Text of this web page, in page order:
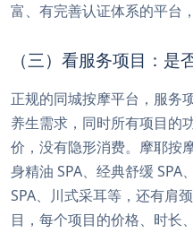
富、有完善认证体系的平台
（三）看服务项目：
正规的同城按摩平台，服务
养生需求，同时所有项目的
价，没有隐形消费。摩耶按
身精油 SPA、经典舒缓 SPA
SPA、川式采耳等，还有肩
目，每个项目的价格、时长